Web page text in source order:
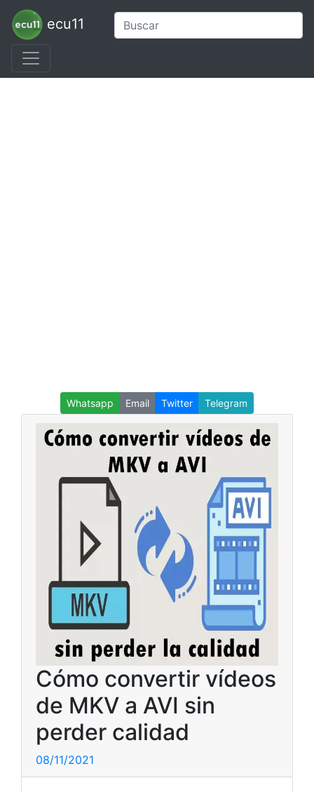
ecu11
Whatsapp Email Twitter Telegram
Cómo convertir vídeos
de MKV a AVI sin
perder calidad
08/11/2021